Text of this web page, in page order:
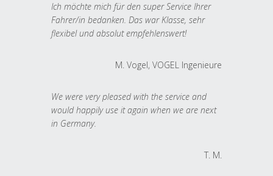
Ich möchte mich für den super Service Ihrer
Fahrer/in bedanken. Das war Klasse, sehr
flexibel und absolut empfehlenswert!
M. Vogel, VOGEL Ingenieure
We were very pleased with the service and
would happily use it again when we are next
in Germany.
T. M.